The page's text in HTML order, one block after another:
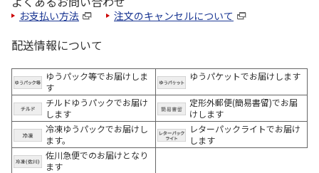
お支払い方法 注文のキャンセルについて
配送情報について
ゆうパック等でお届けしま
す
ゆうパケットでお届けします
チルドゆうパックでお届け
します
定形外郵便(簡易書留)でお届
けします
冷凍ゆうパックでお届けし
ます。
レターパックライトでお届け
します
佐川急便でのお届けとなり
ます